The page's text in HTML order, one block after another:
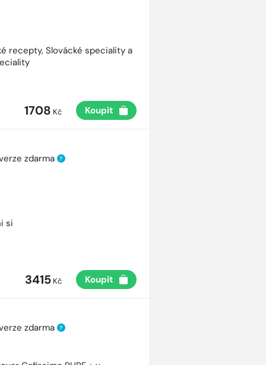
recepty, Slovácké speciality a
1708 Kč Koupit
zdarma ?
si
3415Kč Koupit
zdarma ?